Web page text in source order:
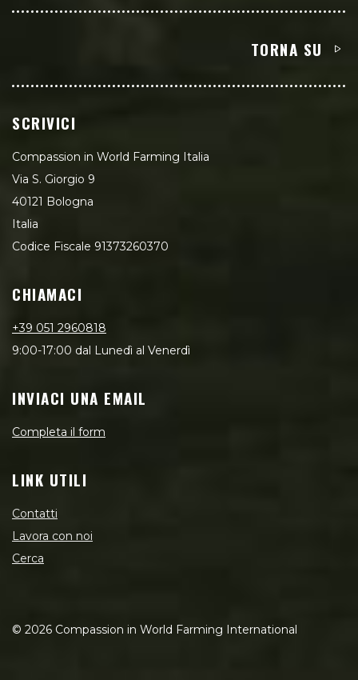
TORNA SU
SCRIVICI
Compassion in World Farming Italia
Via S. Giorgio 9
40121 Bologna
Italia
Codice Fiscale 91373260370
CHIAMACI
+39 051 2960818
9:00-17:00 dal Lunedì al Venerdì
INVIACI UNA EMAIL
Completa il form
LINK UTILI
Contatti
Lavora con noi
Cerca
© 2026 Compassion in World Farming International